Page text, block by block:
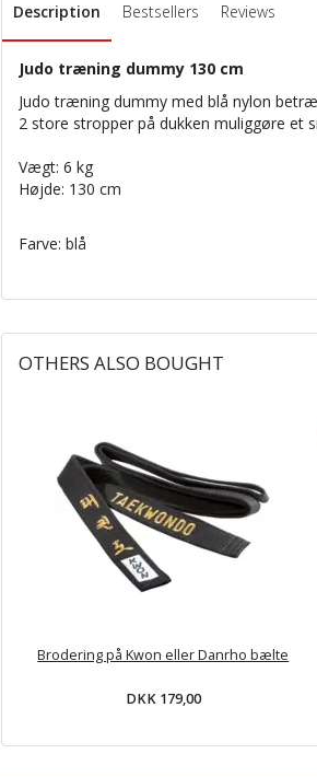
Description Bestsellers Reviews
Judo træning dummy 130 cm
Judo træning dummy med blå nylon
2 store stropper på dukken muliggøre et
Vægt: 6 kg
Højde: 130 cm
Farve: blå
OTHERS ALSO BOUGHT
Brodering på Kwon eller Danrho bælte
DKK 179,00